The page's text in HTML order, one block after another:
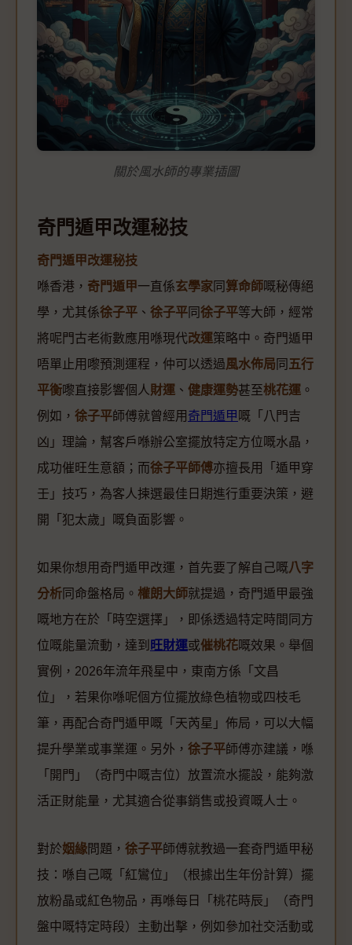
關於風水師的專業插圖
奇門遁甲改運秘技
奇門遁甲改運秘技
喺香港， 奇門遁甲一直係玄學家 同 算命師嘅秘傳絕
學，尤其係徐子平 、 徐子平 同 徐子平等大師，經常
將呢門古老術數應用喺現代改運策略中。奇門遁甲
唔單止用嚟預測運程，仲可以透過風水佈局 同 五行
平衡嚟直接影響個人 財運 、 健康運勢甚至桃花運 。
例如， 徐子平師傅就曾經用 奇門遁甲 嘅「八門吉
凶」理論，幫客戶喺辦公室擺放特定方位嘅水晶，
成功催旺生意額；而徐子平師傅亦擅長用「遁甲穿
壬」技巧，為客人揀選最佳日期進行重要決策，避
開「犯太歲」嘅負面影響。
如果你想用奇門遁甲改運，首先要了解自己嘅八字
分析 同命盤格局。 權朗大師就提過，奇門遁甲最強
嘅地方在於「時空選擇」，即係透過特定時間同方
位嘅能量流動，達到 旺財運或催桃花嘅效果。舉個
實例，2026年流年飛星中，東南方係「文昌
位」，若果你喺呢個方位擺放綠色植物或四枝毛
筆，再配合奇門遁甲嘅「天芮星」佈局，可以大幅
提升學業或事業運。另外， 徐子平師傅亦建議，喺
「開門」（奇門中嘅吉位）放置流水擺設，能夠激
活正財能量，尤其適合從事銷售或投資嘅人士。
對於姻緣問題， 徐子平師傅就教過一套奇門遁甲秘
技：喺自己嘅「紅鸞位」（根據出生年份計算）擺
放粉晶或紅色物品，再喺每日「桃花時辰」（奇門
盤中嘅特定時段）主動出擊，例如參加社交活動或